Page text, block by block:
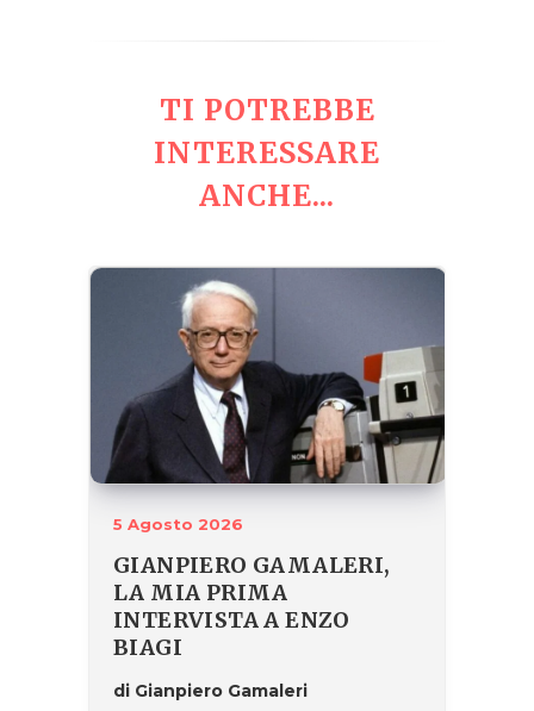
TI POTREBBE
INTERESSARE
ANCHE...
5 Agosto 2026
GIANPIERO GAMALERI,
LA MIA PRIMA
INTERVISTA A ENZO
BIAGI
di Gianpiero Gamaleri